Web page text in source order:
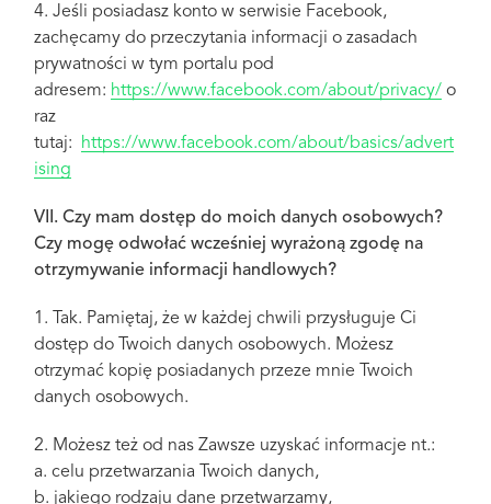
4. Jeśli posiadasz konto w serwisie Facebook,
zachęcamy do przeczytania informacji o zasadach
prywatności w tym portalu pod
adresem: https://www.facebook.com/about/privacy/ o
raz
tutaj:
https://www.facebook.com/about/basics/advert
ising
VII. Czy mam dostęp do moich danych osobowych?
Czy mogę odwołać wcześniej wyrażoną zgodę na
otrzymywanie informacji handlowych?
1. Tak. Pamiętaj, że w każdej chwili przysługuje Ci
dostęp do Twoich danych osobowych. Możesz
otrzymać kopię posiadanych przeze mnie Twoich
danych osobowych.
2. Możesz też od nas Zawsze uzyskać informacje nt.:
a. celu przetwarzania Twoich danych,
b. jakiego rodzaju dane przetwarzamy,